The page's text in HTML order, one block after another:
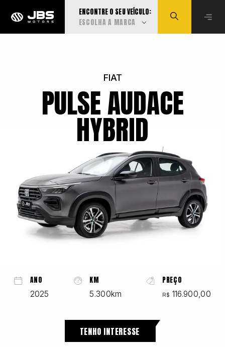
ENCONTRE O SEU VEÍCULO:
ESCOLHA A MARCA
Audi
Can-Am
Caoa Changan
Caoa Chery
Ford
FIAT
PULSE AUDACE
HYBRID
ANO
2025
KM
5.300km
PREÇO
R$ 116.900,00
TENHO INTERESSE